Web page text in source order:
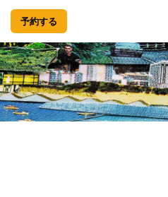
予約する